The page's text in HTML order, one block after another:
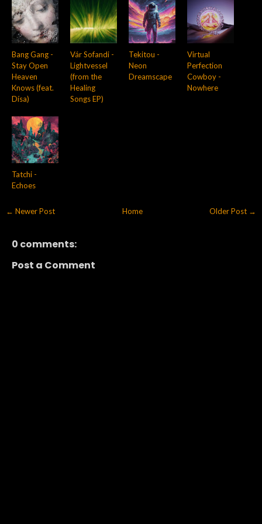
Bang Gang -
Stay Open
Heaven
Knows (feat.
Dísa)
Vár Sofandi -
Lightvessel
(from the
Healing
Songs EP)
Tekitou -
Neon
Dreamscape
Virtual
Perfection
Cowboy -
Nowhere
Tatchi -
Echoes
← Newer Post Older Post →
Home
0 comments:
Post a Comment